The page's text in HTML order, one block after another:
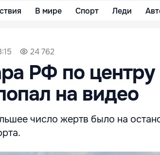
В мире Спорт Леди
24 762
РФ по центру
на видео
число жертв было на